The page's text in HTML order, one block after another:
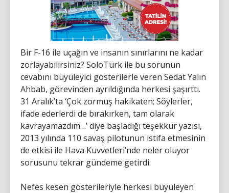
Bir F-16 ile uçağın ve insanın sınırlarını ne kadar
zorlayabilirsiniz? SoloTürk ile bu sorunun
cevabını büyüleyici gösterilerle veren Sedat Yalın
Ahbab, görevinden ayrıldığında herkesi şaşırttı.
31 Aralık’ta ‘Çok zormuş hakikaten; Söylerler,
ifade ederlerdi de bırakırken, tam olarak
kavrayamazdım…’ diye başladığı teşekkür yazısı,
2013 yılında 110 savaş pilotunun istifa etmesinin
de etkisi ile Hava Kuvvetleri’nde neler oluyor
sorusunu tekrar gündeme getirdi.
Nefes kesen gösterileriyle herkesi büyüleyen